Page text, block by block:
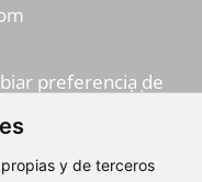
y de terceros
preferencia de
cookies
de Privacidad